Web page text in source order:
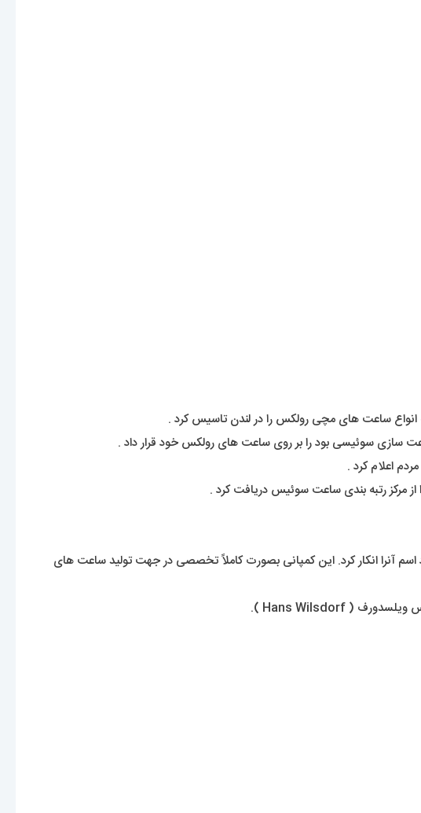
سوئیسی بود را بر روی ساعت های رولکس خود قرار داد .
اعلام کرد .
اسم برند رولکس رو نشنیده باشد. یک برند شناخته شده با قدمتی حدود 120 سال که نمیشود اسم آنرا انکار کرد. این کمپانی بصورت کاملاً تخصصی در جهت تولید ساعت های